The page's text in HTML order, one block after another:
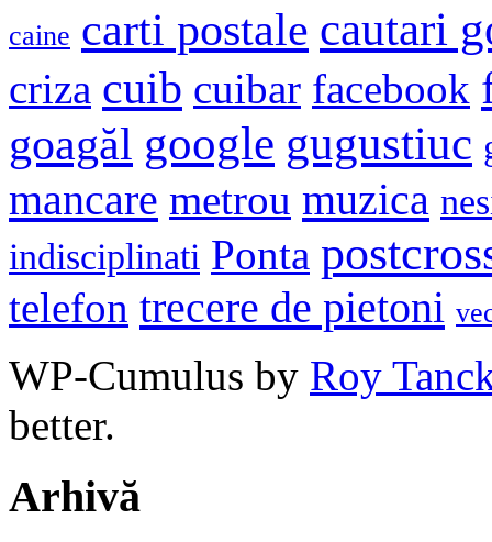
caine carti postale cautari
criza cuib cuibar facebook
goagăl google gugustiuc
mancare metrou muzica
indisciplinati Ponta
telefon trecere de pietoni
WP-Cumulus by Roy
better.
Arhivă